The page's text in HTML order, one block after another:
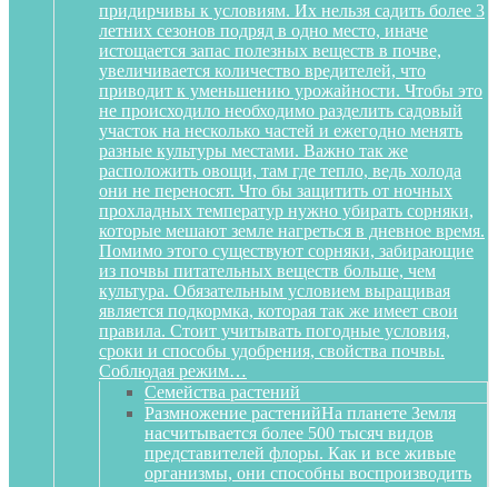
придирчивы к условиям. Их нельзя садить более 3
летних сезонов подряд в одно место, иначе
истощается запас полезных веществ в почве,
увеличивается количество вредителей, что
приводит к уменьшению урожайности. Чтобы это
не происходило необходимо разделить садовый
участок на несколько частей и ежегодно менять
разные культуры местами. Важно так же
расположить овощи, там где тепло, ведь холода
они не переносят. Что бы защитить от ночных
прохладных температур нужно убирать сорняки,
которые мешают земле нагреться в дневное время.
Помимо этого существуют сорняки, забирающие
из почвы питательных веществ больше, чем
культура. Обязательным условием выращивая
является подкормка, которая так же имеет свои
правила. Стоит учитывать погодные условия,
сроки и способы удобрения, свойства почвы.
Соблюдая режим…
Семейства растений
Размножение растенийНа планете Земля
насчитывается более 500 тысяч видов
представителей флоры. Как и все живые
организмы, они способны воспроизводить